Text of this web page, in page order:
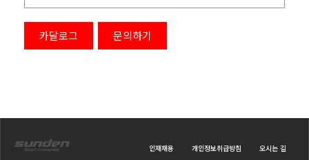
카달로그 문의하기
인재채용 개인정보취급방침 오시는 길